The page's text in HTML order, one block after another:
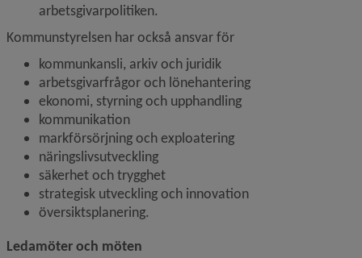
arbetsgivarpolitiken.
Kommunstyrelsen har också ansvar för
kommunkansli, arkiv och juridik
arbetsgivarfrågor och lönehantering
ekonomi, styrning och upphandling
kommunikation
markförsörjning och exploatering
näringslivsutveckling
säkerhet och trygghet
strategisk utveckling och innovation
översiktsplanering.
Ledamöter och möten